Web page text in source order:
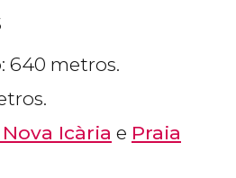
640 metros.
Icària e Praia